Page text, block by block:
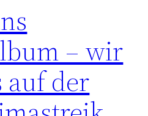
– wir
auf der